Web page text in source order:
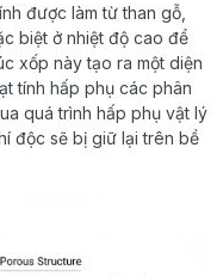
được làm từ than gỗ,
biệt ở nhiệt độ cao để
xốp này tạo ra một diện
tính hấp phụ các phân
quá trình hấp phụ vật lý
độc sẽ bị giữ lại trên bề